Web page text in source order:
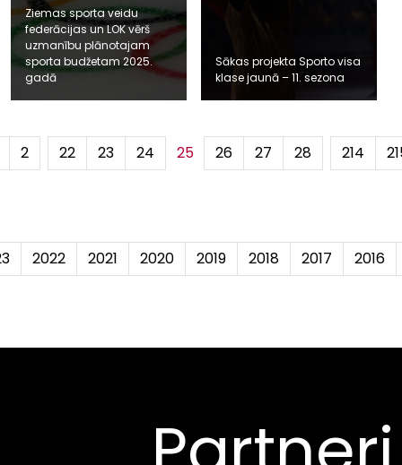
Ziemas sporta veidu
federācijas un LOK vērš
uzmanību plānotajam
sporta budžetam 2025.
gadā
Sākas projekta Sporto visa
klase jaunā – 11. sezona
2 22 23 24 25 26 27 28 214
2022 2021 2020 2019 2018 2017 2016